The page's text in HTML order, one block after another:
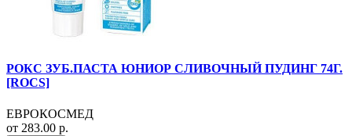
РОКС ЗУБ.ПАСТА ЮНИОР СЛИВОЧНЫЙ ПУДИНГ 74Г.
[ROCS]
ЕВРОКОСМЕД
от 283.00 р.